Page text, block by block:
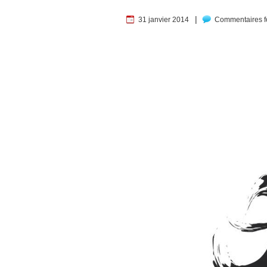
31 janvier 2014 | Commentaires